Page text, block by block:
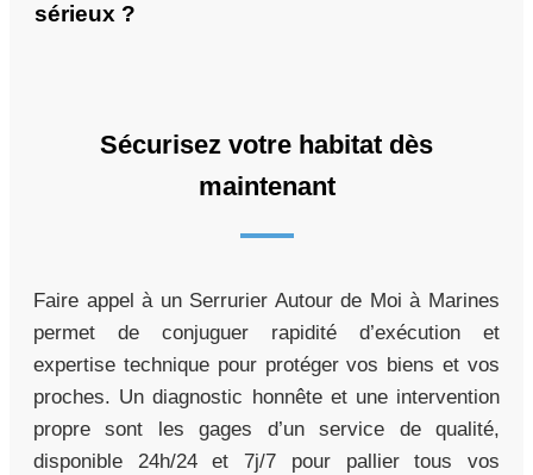
sérieux ?
Sécurisez votre habitat dès
maintenant
Faire appel à un Serrurier Autour de Moi à Marines
permet de conjuguer rapidité d’exécution et
expertise technique pour protéger vos biens et vos
proches. Un diagnostic honnête et une intervention
propre sont les gages d’un service de qualité,
disponible 24h/24 et 7j/7 pour pallier tous vos